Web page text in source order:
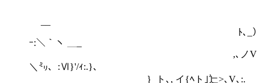
ﾄ､_）
ｰ:＼｀ヽ ＿_
,､ノV
＼㍉、:Ⅵ}'/ｨ:.}、
｝ト､, イ{ﾍト｣辷>､V､:.